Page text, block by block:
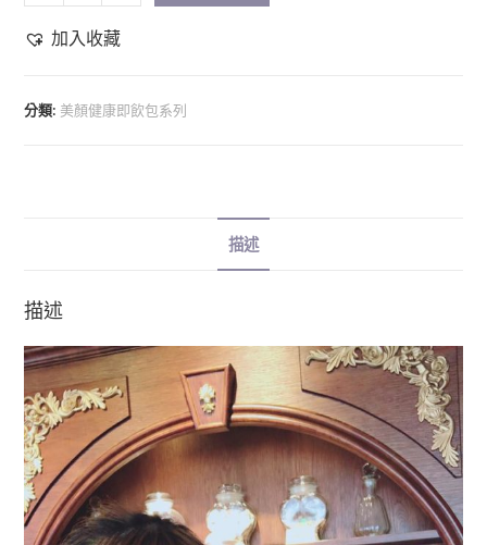
加入收藏
分類: 美顏健康即飲包系列
描述
描述